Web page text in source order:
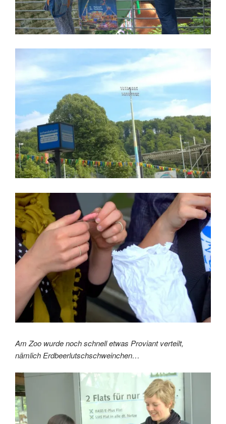
Am Zoo wurde noch schnell etwas Proviant verteilt,
nämlich Erdbeerlutschschweinchen…